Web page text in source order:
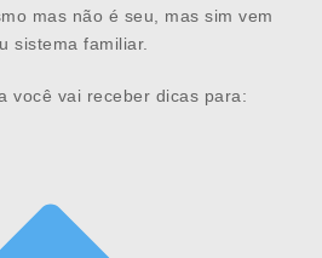
mas não é seu, mas sim vem
sistema familiar.
você vai receber dicas para: